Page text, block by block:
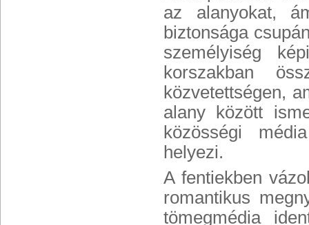
az alanyokat,
biztonsága
személyiség
korszakban
közvetettségen,
alany között
közösségi
helyezi.
A fentiekben
romantikus
tömegmédia